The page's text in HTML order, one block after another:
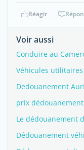
Réagir
Voir aussi
Conduire au
Véhicules
Dedouanement
prix
Le dédouanement
Dédouanement